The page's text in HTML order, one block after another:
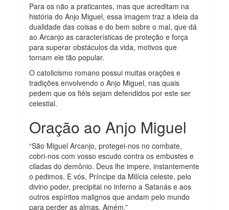
Para os não a praticantes, mas que acreditam na
história do Anjo Miguel, essa imagem traz a ideia da
dualidade das coisas e do bem sobre o mal, que dá
ao Arcanjo as características de proteção e força
para superar obstáculos da vida, motivos que
tornam ele tão popular.
O catolicismo romano possui muitas orações e
tradições envolvendo o Anjo Miguel, nas quais
pedem que os fiéis sejam defendidos por este ser
celestial.
Oração ao Anjo Miguel
“São Miguel Arcanjo, protegei-nos no combate,
cobri-nos com vosso escudo contra os embustes e
ciladas do demônio. Deus lhe impere, instantemente
o pedimos. E vós, Príncipe da Milícia celeste, pelo
divino poder, precipitai no inferno a Satanás e aos
outros espíritos malignos que andam pelo mundo
para perder as almas. Amém.”